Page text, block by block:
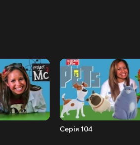
Серія 104